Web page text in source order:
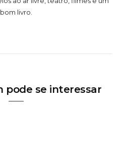
bom livro.
pode se interessar